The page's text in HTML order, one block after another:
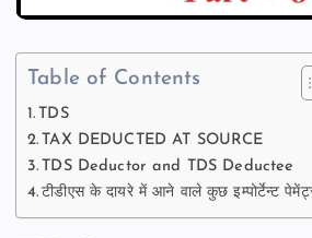
Table of Contents
TDS
TAX DEDUCTED AT SOURCE
TDS Deductor and TDS Deductee
टीडीएस के दायरे में आने वाले कुछ इम्पोर्टेन्ट